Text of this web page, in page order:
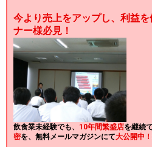
今より売上をアップし、利益
ナー様必見！
飲食業未経験でも、 10年間繁盛店を継続
密を、無料メールマガジンにて大公開中！